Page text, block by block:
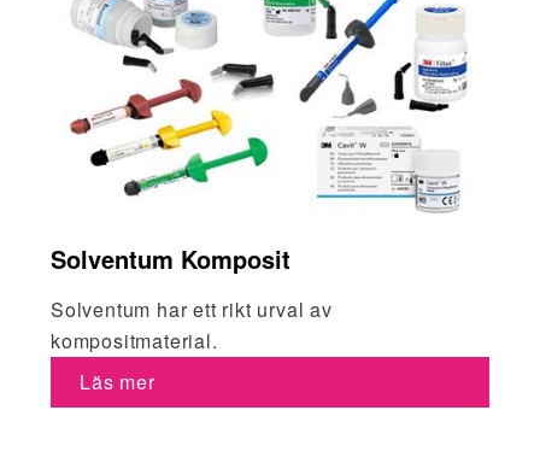
Solventum Komposit
Solventum har ett rikt urval av
kompositmaterial.
Läs mer